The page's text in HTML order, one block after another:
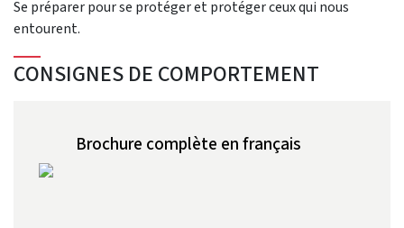
Se préparer pour se protéger et protéger ceux qui nous
entourent.
CONSIGNES DE COMPORTEMENT
Brochure complète en français